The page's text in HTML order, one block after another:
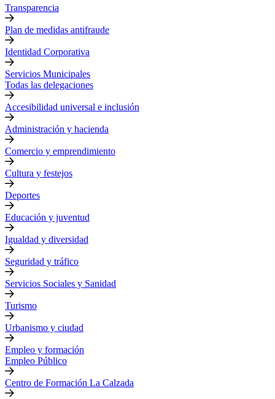
Transparencia
Plan de medidas antifraude
Identidad Corporativa
Servicios Municipales
Todas las delegaciones
Accesibilidad universal e inclusión
Administración y hacienda
Comercio y emprendimiento
Cultura y festejos
Deportes
Educación y juventud
Igualdad y diversidad
Seguridad y tráfico
Servicios Sociales y Sanidad
Turismo
Urbanismo y ciudad
Empleo y formación
Empleo Público
Centro de Formación La Calzada